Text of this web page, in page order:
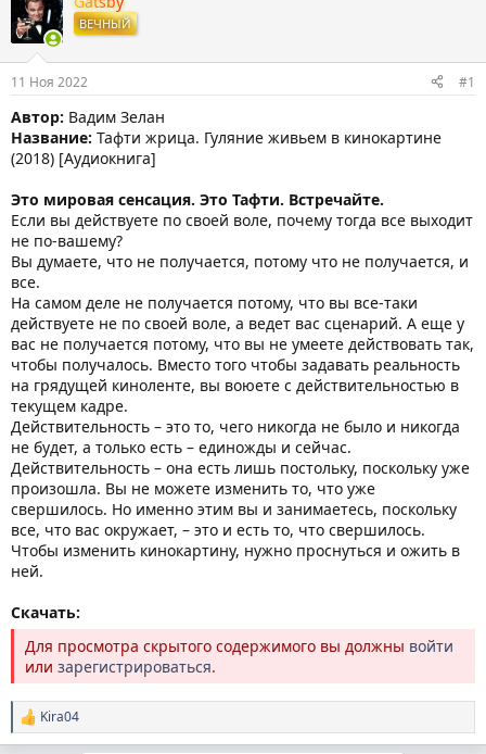
о
р
т
е
м
ы
а
н
а
л
а
ВЕЧНЫЙ
11 Ноя 2022 #1
Автор: Вадим Зелан
Название: Тафти жрица. Гуляние живьем в кинокартине
(2018) [Аудиокнига]
Это мировая сенсация. Это Тафти. Встречайте.
Если вы действуете по своей воле, почему тогда все выходит
не по-вашему?
Вы думаете, что не получается, потому что не получается, и
все.
На самом деле не получается потому, что вы все-таки
действуете не по своей воле, а ведет вас сценарий. А еще у
вас не получается потому, что вы не умеете действовать так,
чтобы получалось. Вместо того чтобы задавать реальность
на грядущей киноленте, вы воюете с действительностью в
текущем кадре.
Действительность – это то, чего никогда не было и никогда
не будет, а только есть – единожды и сейчас.
Действительность – она есть лишь постольку, поскольку уже
произошла. Вы не можете изменить то, что уже
свершилось. Но именно этим вы и занимаетесь, поскольку
все, что вас окружает, – это и есть то, что свершилось.
Чтобы изменить кинокартину, нужно проснуться и ожить в
ней.
Скачать:
Для просмотра скрытого содержимого вы должны войти
или зарегистрироваться.
Р
е
Kira04